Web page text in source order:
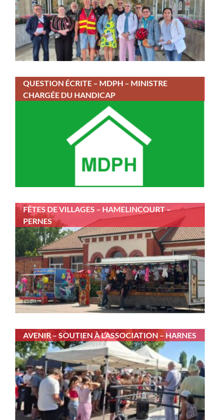
QUESTION ÉCRITE – MDPH – MINISTRE
CHARGÉE DU HANDICAP
FÊTES DE VILLAGES – HAMELINCOURT –
PERNES
AVENIR – SOUTIEN À L’ASSOCIATION – HARNES